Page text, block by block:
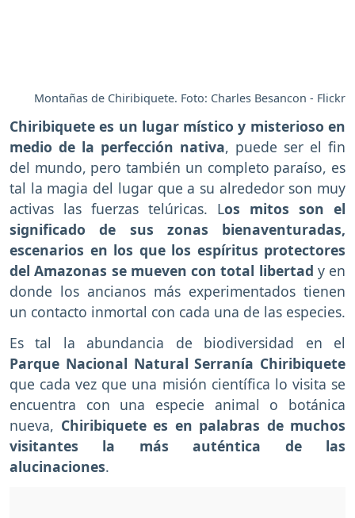
Montañas de Chiribiquete. Foto: Charles Besancon - Flickr
Chiribiquete es un lugar místico y misterioso en
medio de la perfección nativa, puede ser el fin
del mundo, pero también un completo paraíso, es
tal la magia del lugar que a su alrededor son muy
activas las fuerzas telúricas. Los mitos son el
significado de sus zonas bienaventuradas,
escenarios en los que los espíritus protectores
del Amazonas se mueven con total libertad y en
donde los ancianos más experimentados tienen
un contacto inmortal con cada una de las especies.
Es tal la abundancia de biodiversidad en el
Parque Nacional Natural Serranía Chiribiquete
que cada vez que una misión científica lo visita se
encuentra con una especie animal o botánica
nueva, Chiribiquete es en palabras de muchos
visitantes la más auténtica de las
alucinaciones.